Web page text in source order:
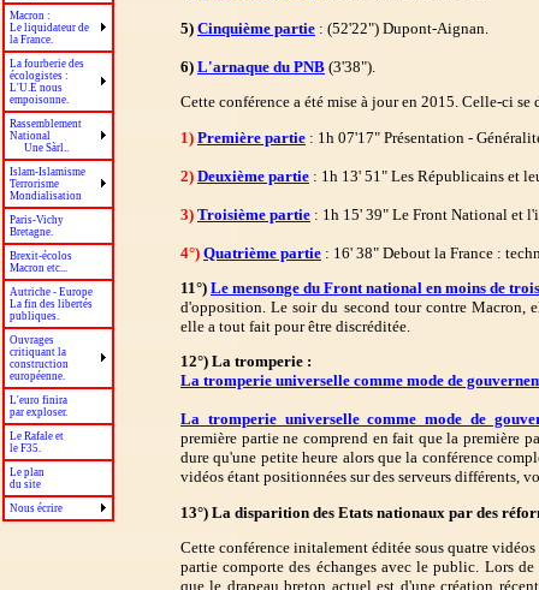
Macron :
Le liquidateur de
la France.
La fourberie des
écologistes :
L'U.E nous
empoisonne.
Rassemblement
National
Une Sàrl..
Islam-Islamisme
Terrorisme
Mondialisation
Paris-Vichy
Bretagne.
Brexit-écolos
Macron etc...
Autriche - Europe
La fin des libertés
publiques.
Ouvrages
critiquant la
construction
européenne.
L'euro finira
par exploser.
Le Rafale et
le F35.
Le plan
du site
Nous écrire
5) Cinquième partie : (52'22") Dupont-Aignan.
6) L'arnaque du PNB (3'38").
Cette conférence a été mise à jour en 2015. Celle-ci se
1) Première partie : 1h 07'17" Présentation -
2) Deuxième partie : 1h 13' 51" Les Républicains et
3) Troisième partie : 1h 15' 39" Le Front National et
4°) Quatrième partie : 16' 38" Debout la France :
11°) Le mensonge du Front national en moins de
d'opposition. Le soir du second tour contre Macron,
elle a tout fait pour être discréditée.
12°) La tromperie :
La tromperie universelle comme mode de
La tromperie universelle comme mode de
première partie ne comprend en fait que la première
dure qu'une petite heure alors que la conférence
vidéos étant positionnées sur des serveurs différents,
13°) La disparition des Etats nationaux par des
Cette conférence initalement éditée sous quatre
partie comporte des échanges avec le public. Lors
que le drapeau breton actuel est d'une création